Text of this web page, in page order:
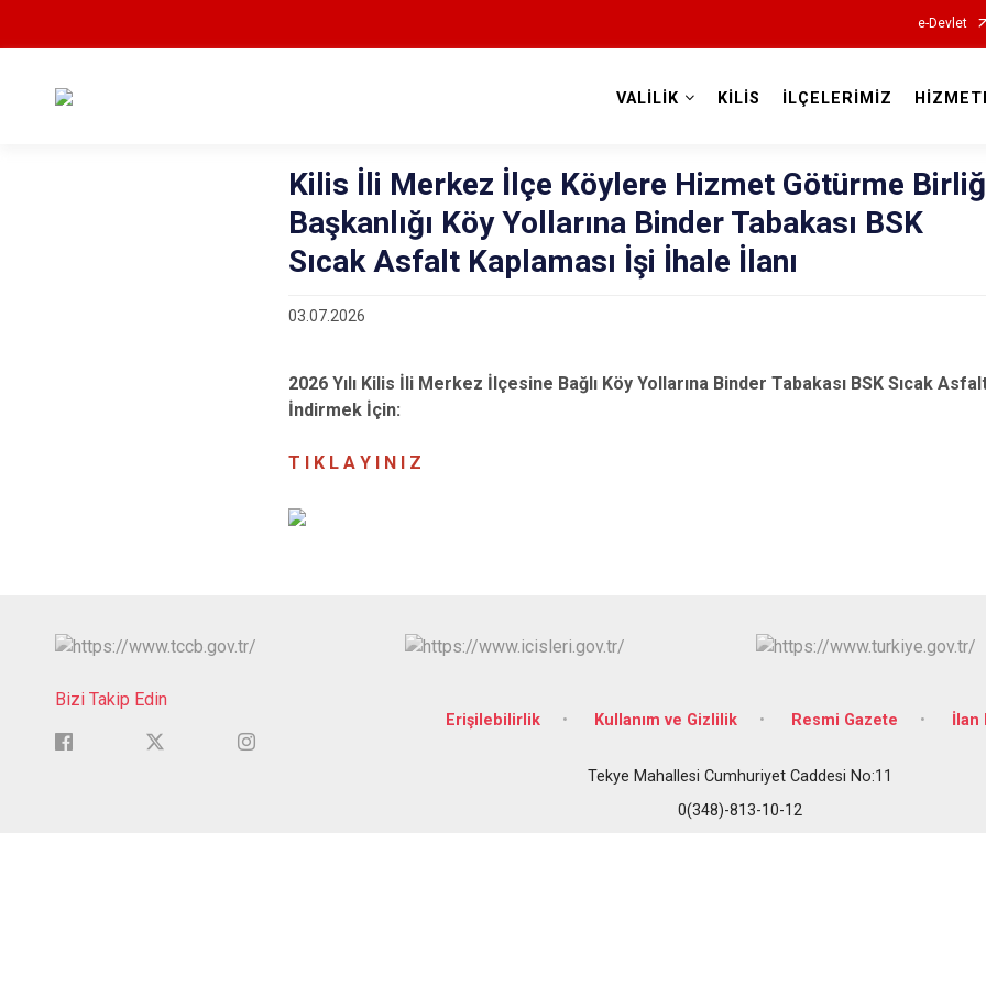
e-Devlet
VALİLİK KİLİS İLÇELERİMİZ
Kilis İli Merkez İlçe Köylere Hizmet Götürme
Başkanlığı Köy Yollarına Binder Tabakası BSK
Sıcak Asfalt Kaplaması İşi İhale İlanı
03.07.2026
2026 Yılı Kilis İli Merkez İlçesine Bağlı Köy Yollarına Binder Tabakası BSK Sıcak
İndirmek İçin:
T I K L A Y I N I Z
Bizi Takip Edin
Erişilebilirlik Kullanım ve Gizlilik Resmi Gazete İlan
Tekye Mahallesi Cumhuriyet Caddesi No:11
0(348)-813-10-12